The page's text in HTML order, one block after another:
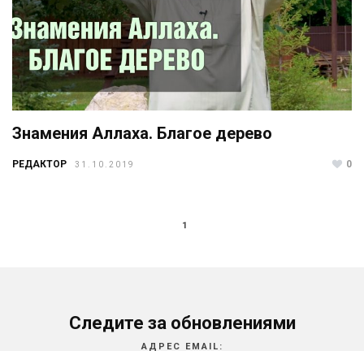
Знамения Аллаха. Благое дерево
РЕДАКТОР 31.10.2019 0
1
Следите за обновлениями
АДРЕС EMAIL: